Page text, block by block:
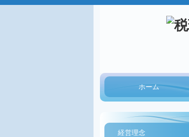
ホーム
経営理念